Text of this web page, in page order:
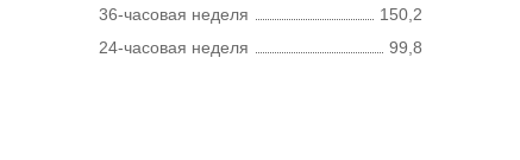
36-часовая неделя
150,2
24-часовая неделя
99,8